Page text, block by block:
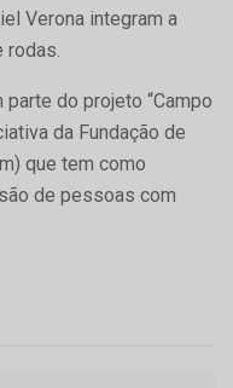
Verona integram a
do projeto “Campo
da Fundação de
que tem como
de pessoas com